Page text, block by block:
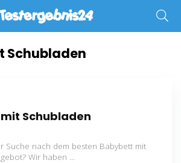
Schubladen
Schubladen
Suche nach dem besten Babybett mit
Wir haben ...